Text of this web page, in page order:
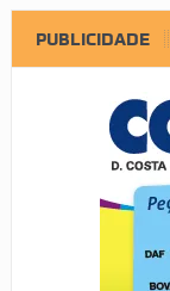
PUBLICIDADE